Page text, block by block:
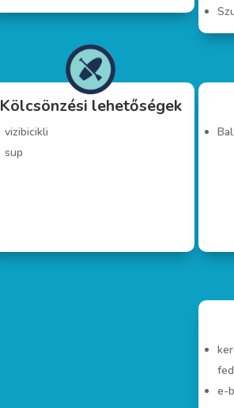
Kölcsönzési lehetőségek
vizibicikli
sup
e-